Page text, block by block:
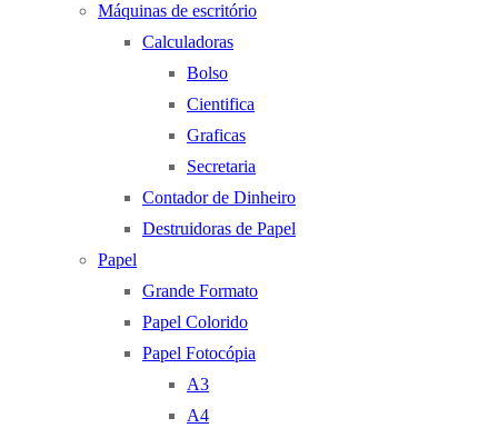
Máquinas de escritório
Calculadoras
Bolso
Cientifica
Graficas
Secretaria
Contador de Dinheiro
Destruidoras de Papel
Papel
Grande Formato
Papel Colorido
Papel Fotocópia
A3
A4